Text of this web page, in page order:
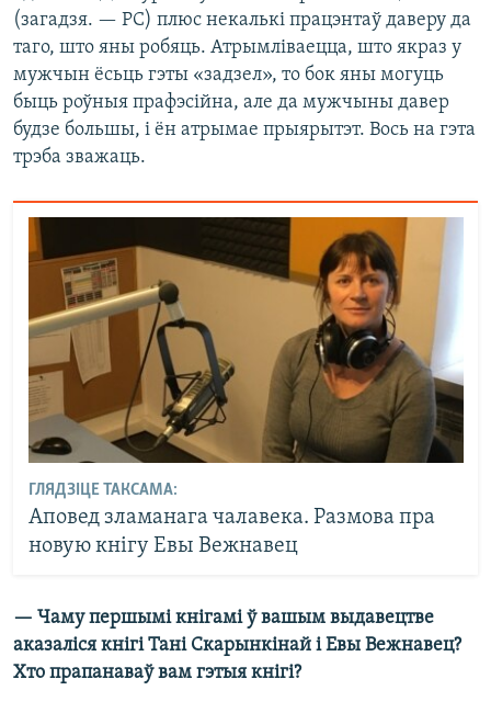
(загадзя. — РС) плюс некалькі працэнтаў даверу да
таго, што яны робяць. Атрымліваецца, што якраз у
мужчын ёсьць гэты «задзел», то бок яны могуць
быць роўныя прафэсійна, але да мужчыны давер
будзе большы, і ён атрымае прыярытэт. Вось на гэта
трэба зважаць.
ГЛЯДЗІЦЕ ТАКСАМА:
Аповед зламанага чалавека. Размова пра
новую кнігу Евы Вежнавец
— Чаму першымі кнігамі ў вашым выдавецтве
аказаліся кнігі Тані Скарынкінай і Евы Вежнавец?
Хто прапанаваў вам гэтыя кнігі?